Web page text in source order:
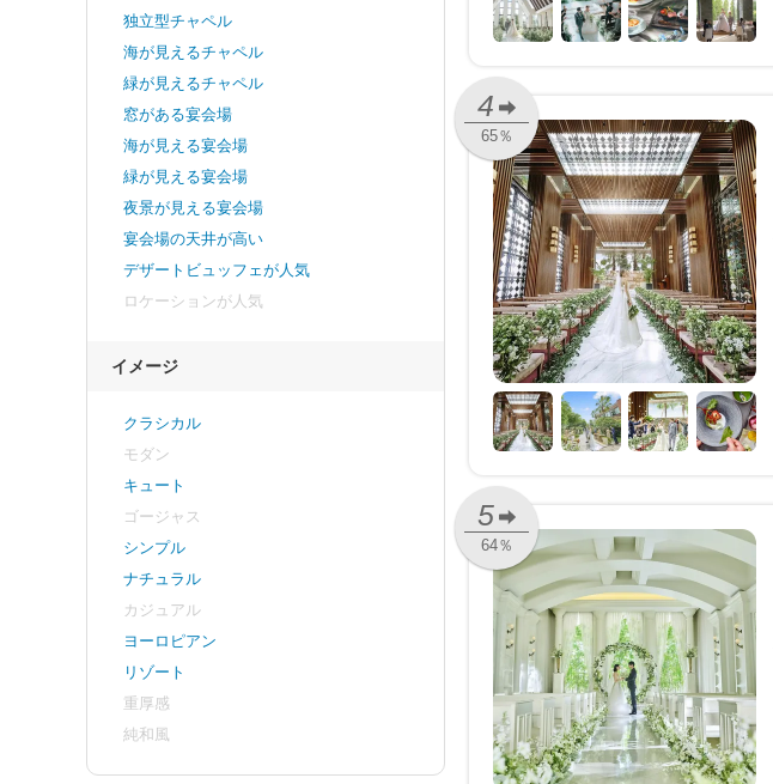
4
65％
5
64％
独立型チャペル
海が見えるチャペル
緑が見えるチャペル
窓がある宴会場
海が見える宴会場
緑が見える宴会場
夜景が見える宴会場
宴会場の天井が高い
デザートビュッフェが人気
ロケーションが人気
イメージ
クラシカル
モダン
キュート
ゴージャス
シンプル
ナチュラル
カジュアル
ヨーロピアン
リゾート
重厚感
純和風